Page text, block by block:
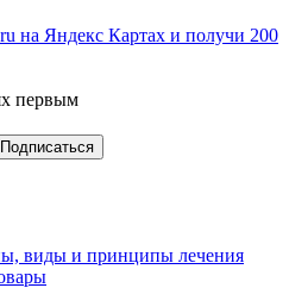
первым
виды и принципы лечения